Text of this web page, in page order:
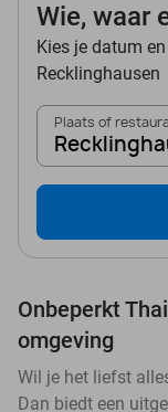
Wie, waar
Kies je datum
Recklinghausen
Plaats of
Onbeperkt
omgeving
Wil je het liefst
Dan biedt een